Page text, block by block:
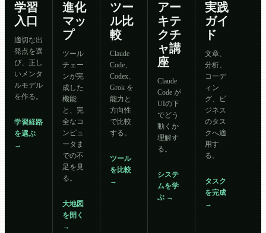
学習
入口
適切な出
発点を選
び、正し
いメンタ
ルモデル
を作る。
学習経路
を選ぶ
→
進化
マッ
プ
ツール
チェー
ンが完
成した
機能
と、完
全なコ
ンピュ
ータま
での不
足を見
る。
大地図
を開く
→
ツー
ル比
較
Claude
Code、
Codex、
Grok を
能力と
方向性
で比較
する。
ツール
を比較
→
アー
キテ
クチ
ャ講
座
Claude
Code が
UIの下
でどう
動くか
理解す
る。
システ
ムを学
ぶ →
実践
ガイ
ド
文章、
分析、
コーデ
ィン
グ、ビ
ジネス
のタス
クへ適
用す
る。
タスク
を完成
→